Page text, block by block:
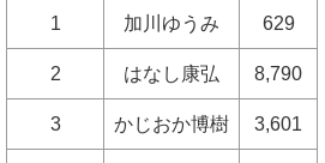
1 加川ゆうみ 629
2 はなし康弘 8,790
3 かじおか博樹 3,601